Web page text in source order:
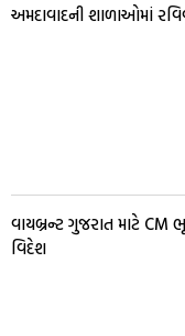
અમદાવાદની શાળાઓમાં
વાયબ્રન્ટ ગુજરાત માટે
વિદેશ